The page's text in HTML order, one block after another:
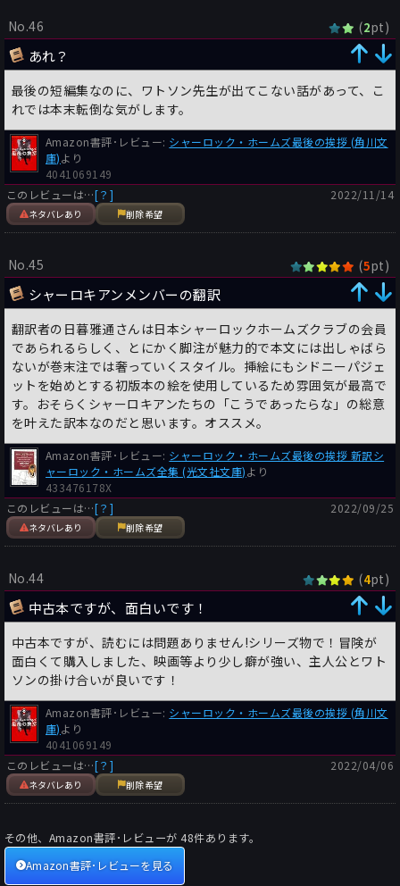
No.46 (2pt)
あれ？
最後の短編集なのに、ワトソン先生が出てこない話があって、こ
れでは本末転倒な気がします。
Amazon書評･レビュー: シャーロック・ホームズ最後の挨拶 (角川文
庫)より
4041069149
このレビューは…[？]
ネタバレあり 削除希望
2022/11/14
No.45 (5pt)
シャーロキアンメンバーの翻訳
翻訳者の日暮雅通さんは日本シャーロックホームズクラブの会員
であられるらしく、とにかく脚注が魅力的で本文には出しゃばら
ないが巻末注では奢っていくスタイル。挿絵にもシドニーパジェ
ットを始めとする初版本の絵を使用しているため雰囲気が最高で
す。おそらくシャーロキアンたちの「こうであったらな」の総意
を叶えた訳本なのだと思います。オススメ。
Amazon書評･レビュー: シャーロック・ホームズ最後の挨拶 新訳シ
ャーロック・ホームズ全集 (光文社文庫)より
433476178X
このレビューは…[？]
ネタバレあり 削除希望
2022/09/25
No.44 (4pt)
中古本ですが、面白いです！
中古本ですが、読むには問題ありません!シリーズ物で！冒険が
面白くて購入しました、映画等より少し癖が強い、主人公とワト
ソンの掛け合いが良いです！
Amazon書評･レビュー: シャーロック・ホームズ最後の挨拶 (角川文
庫)より
4041069149
このレビューは…[？]
ネタバレあり 削除希望
2022/04/06
その他、Amazon書評･レビューが48件あります。
Amazon書評･レビューを見る